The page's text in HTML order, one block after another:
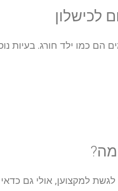
לכישלון
הם כמו ילד חורג. בעיות
לגשת למקצוען, אולי גם